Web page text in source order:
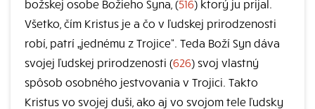
božskej osobe Božieho Syna, (516) ktorý ju prijal.
Všetko, čím Kristus je a čo v ľudskej prirodzenosti
robí, patrí „jednému z Trojice“. Teda Boží Syn dáva
svojej ľudskej prirodzenosti (626) svoj vlastný
spôsob osobného jestvovania v Trojici. Takto
Kristus vo svojej duši, ako aj vo svojom tele ľudsky